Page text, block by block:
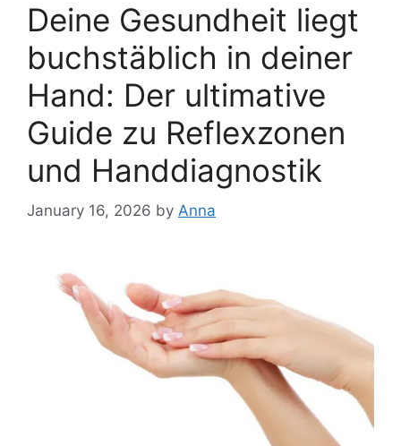
Deine Gesundheit liegt
buchstäblich in deiner
Hand: Der ultimative
Guide zu Reflexzonen
und Handdiagnostik
January 16, 2026 by Anna